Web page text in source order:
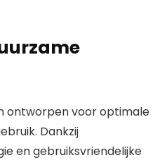
ontworpen voor optimale
Dankzij
en gebruiksvriendelijke